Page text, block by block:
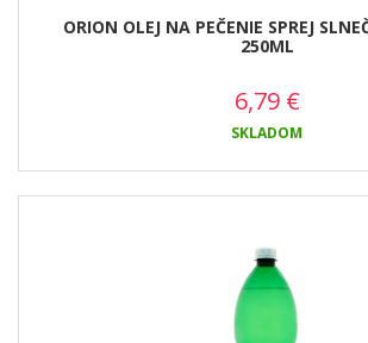
ORION OLEJ NA PEČENIE SPREJ
250ML
6,79 €
SKLADOM